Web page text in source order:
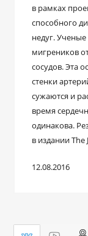
в рамках
способного
недуг.
мигреников
сосудов. Эта
стенки
сужаются и
время
одинакова.
в издании
12.08.2016